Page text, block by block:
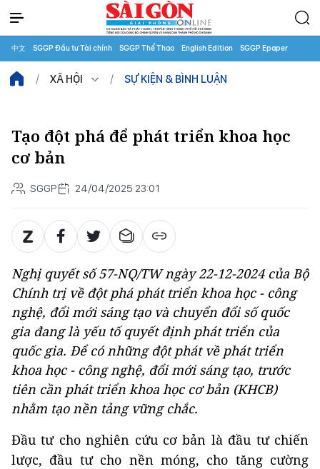
中文 SGGP Đầu tư Tài chính SGGP Thể Thao English Edition SGGP Epaper
XÃ HỘI SỰ KIỆN & BÌNH LUẬN
Tạo đột phá để phát triển khoa học
cơ bản
SGGP 24/04/2025 23:01
Nghị quyết số 57-NQ/TW ngày 22-12-2024 của Bộ
Chính trị về đột phá phát triển khoa học - công
nghệ, đổi mới sáng tạo và chuyển đổi số quốc
gia đang là yếu tố quyết định phát triển của
quốc gia. Để có những đột phát về phát triển
khoa học - công nghệ, đổi mới sáng tạo, trước
tiên cần phát triển khoa học cơ bản (KHCB)
nhằm tạo nền tảng vững chắc.
Đầu tư cho nghiên cứu cơ bản là đầu tư chiến
lược, đầu tư cho nền móng, cho tăng cường